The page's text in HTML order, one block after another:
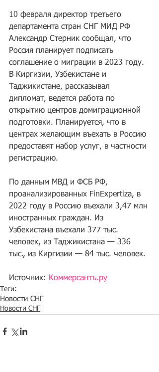
10 февраля директор третьего
департамента стран СНГ МИД РФ
Александр Стерник сообщал, что
Россия планирует подписать
соглашение о миграции в 2023 году.
В Киргизии, Узбекистане и
Таджикистане, рассказывал
дипломат, ведется работа по
открытию центров домиграционной
подготовки. Планируется, что в
центрах желающим въехать в Россию
предоставят набор услуг, в частности
регистрацию.
По данным МВД и ФСБ РФ,
проанализированных FinExpertizа, в
2022 году в Россию въехали 3,47 млн
иностранных граждан. Из
Узбекистана въехали 377 тыс.
человек, из Таджикистана — 336
тыс., из Киргизии — 84 тыс. человек.
Источник: Коммерсантъ.ру
Теги:
Новости СНГ
Новости СНГ